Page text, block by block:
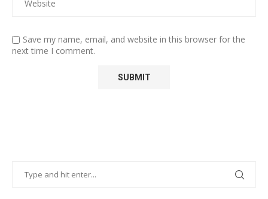
Save my name, email, and website in this browser for the
next time I comment.